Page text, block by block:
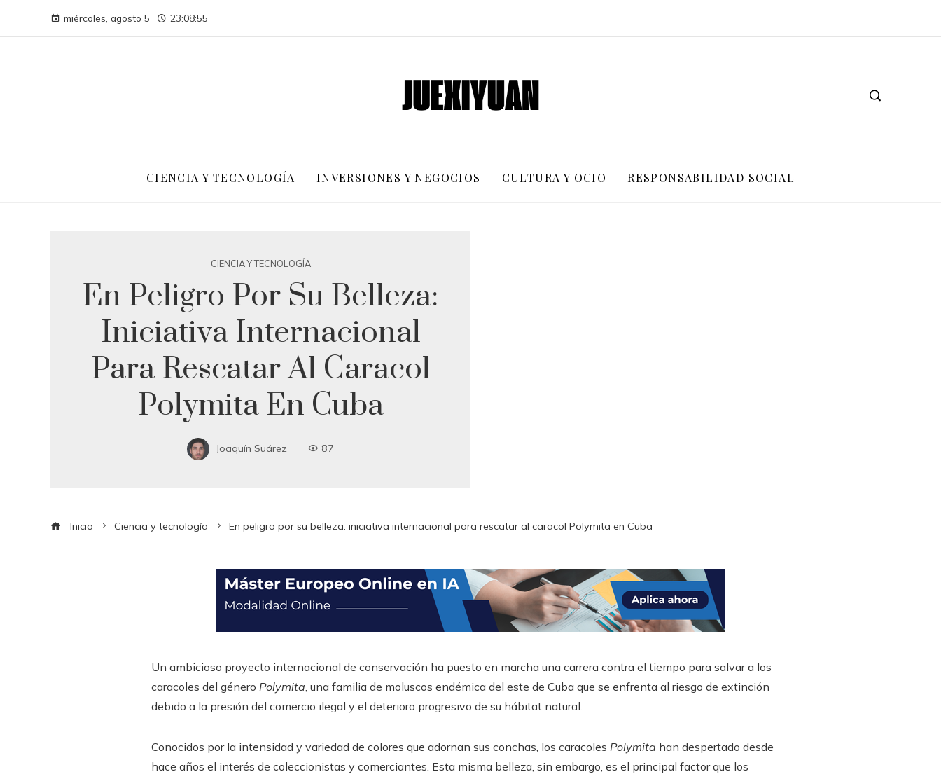
miércoles, agosto 5 23:08:55
CIENCIA Y TECNOLOGÍA INVERSIONES Y NEGOCIOS CULTURA Y OCIO RESPONSABILIDAD SOCIAL
CIENCIA Y TECNOLOGÍA
En Peligro Por Su Belleza:
Iniciativa Internacional
Para Rescatar Al Caracol
Polymita En Cuba
Joaquín Suárez 87
Inicio Ciencia y tecnología En peligro por su belleza: iniciativa internacional para rescatar al caracol Polymita en Cuba
Un ambicioso proyecto internacional de conservación ha puesto en marcha una carrera contra el tiempo para salvar a los
caracoles del género Polymita, una familia de moluscos endémica del este de Cuba que se enfrenta al riesgo de extinción
debido a la presión del comercio ilegal y el deterioro progresivo de su hábitat natural.
Conocidos por la intensidad y variedad de colores que adornan sus conchas, los caracoles Polymita han despertado desde
hace años el interés de coleccionistas y comerciantes. Esta misma belleza, sin embargo, es el principal factor que los